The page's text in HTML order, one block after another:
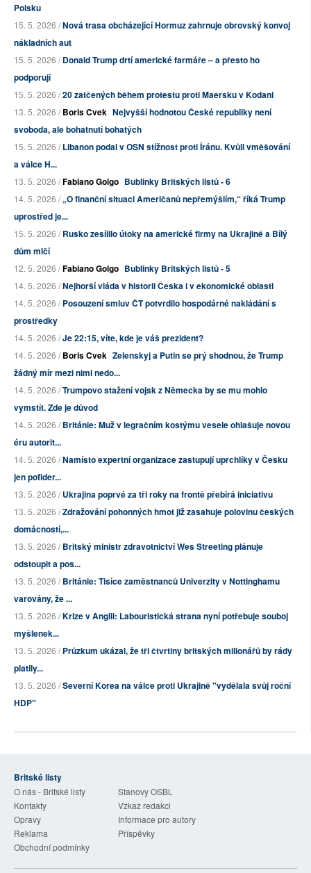
Polsku
15. 5. 2026 /Nová trasa obcházející Hormuz zahrnuje obrovský konvoj
nákladních aut
15. 5. 2026 /Donald Trump drtí americké farmáře – a přesto ho
podporují
15. 5. 2026 /20 zatčených během protestu proti Maersku v Kodani
13. 5. 2026 /Boris Cvek Nejvyšší hodnotou České republiky není
svoboda, ale bohatnutí bohatých
15. 5. 2026 /Libanon podal v OSN stížnost proti Íránu. Kvůli vměšování
a válce H...
13. 5. 2026 /Fabiano Golgo Bublinky Britských listů - 6
14. 5. 2026 /„O finanční situaci Američanů nepřemýšlím,“ říká Trump
uprostřed je...
15. 5. 2026 /Rusko zesílilo útoky na americké firmy na Ukrajině a Bílý
dům mlčí
12. 5. 2026 /Fabiano Golgo Bublinky Britských listů - 5
14. 5. 2026 /Nejhorší vláda v historii Česka i v ekonomické oblasti
14. 5. 2026 /Posouzení smluv ČT potvrdilo hospodárné nakládání s
prostředky
14. 5. 2026 /Je 22:15, víte, kde je váš prezident?
14. 5. 2026 /Boris Cvek Zelenskyj a Putin se prý shodnou, že Trump
žádný mír mezi nimi nedo...
14. 5. 2026 /Trumpovo stažení vojsk z Německa by se mu mohlo
vymstít. Zde je důvod
14. 5. 2026 /Británie: Muž v legračním kostýmu vesele ohlašuje novou
éru autorit...
14. 5. 2026 /Namísto expertní organizace zastupují uprchlíky v Česku
jen pofider...
13. 5. 2026 /Ukrajina poprvé za tři roky na frontě přebírá iniciativu
13. 5. 2026 /Zdražování pohonných hmot již zasahuje polovinu českých
domácností,...
13. 5. 2026 /Britský ministr zdravotnictví Wes Streeting plánuje
odstoupit a pos...
13. 5. 2026 /Británie: Tisíce zaměstnanců Univerzity v Nottinghamu
varovány, že ...
13. 5. 2026 /Krize v Anglii: Labouristická strana nyní potřebuje souboj
myšlenek...
13. 5. 2026 /Průzkum ukázal, že tři čtvrtiny britských milionářů by rády
platily...
13. 5. 2026 /Severní Korea na válce proti Ukrajině "vydělala svůj roční
HDP"
Britské listy
O nás - Britské listy
Stanovy OSBL
Kontakty
Vzkaz redakci
Opravy
Informace pro autory
Reklama
Příspěvky
Obchodní podmínky